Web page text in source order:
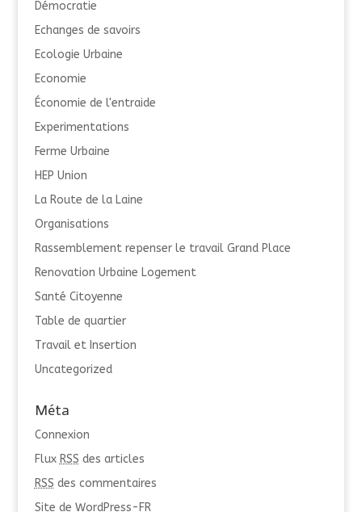
Démocratie
Echanges de savoirs
Ecologie Urbaine
Economie
Économie de l'entraide
Experimentations
Ferme Urbaine
HEP Union
La Route de la Laine
Organisations
Rassemblement repenser le travail Grand Place
Renovation Urbaine Logement
Santé Citoyenne
Table de quartier
Travail et Insertion
Uncategorized
Méta
Connexion
Flux RSS des articles
RSS des commentaires
Site de WordPress-FR